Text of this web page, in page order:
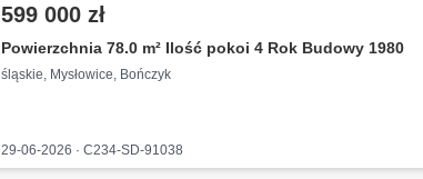
599 000 zł
Powierzchnia 78.0 m² Ilość pokoi 4 Rok Budowy 1980
śląskie, Mysłowice, Bończyk
29-06-2026 · C234-SD-91038